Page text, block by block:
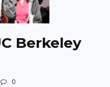
Berkeley
0